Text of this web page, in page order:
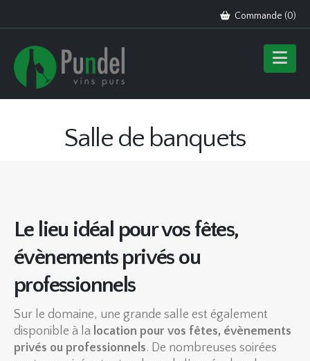
Commande (0)
Salle de banquets
Le lieu idéal pour vos fêtes,
évènements privés ou
professionnels
Sur le domaine, une grande salle est également
disponible à la location pour vos fêtes, évènements
privés ou professionnels. De nombreuses soirées